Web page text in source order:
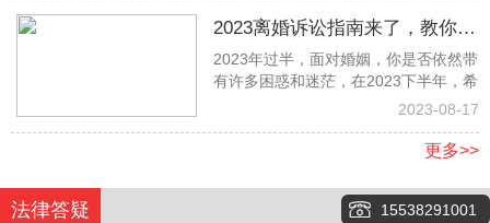
2023离婚诉讼指南来了，教你少
走冤枉路！建议收藏→
2023年过半，面对婚姻，你是否依然带
有许多困惑和迷茫，在2023下半年，希
2023-08-17
更多>>
法律答疑 15538291001